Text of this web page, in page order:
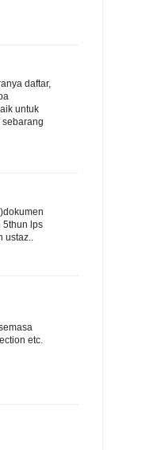
daftar,
untuk
5thun lps
ustaz..
etc.